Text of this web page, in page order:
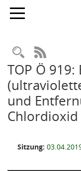
Toggle navigation
RSS-
TOP Ö
und
Chlordioxid
Sitzung: